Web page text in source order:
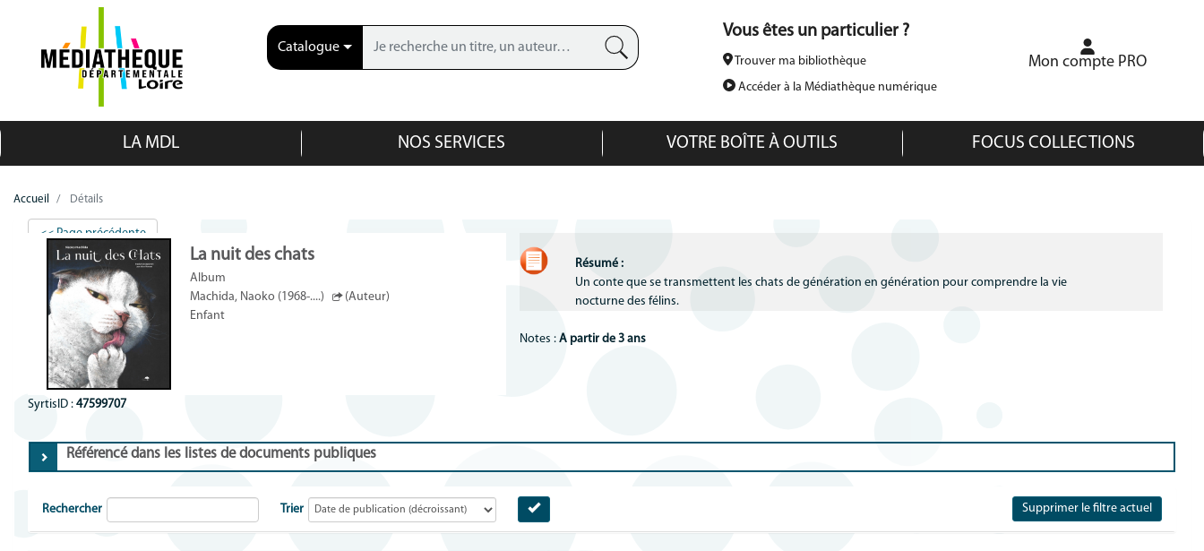
au
contenu
principal
Catalogue
Vous êtes un particulier ?
Trouver ma bibliothèque
Accéder à la Médiathèque numérique
Mon compte PRO
LA MDL NOS SERVICES VOTRE BOÎTE À OUTILS FOCUS COLLECTIONS
Accueil Détails
<< Page précédente
La nuit des chats
Album
Machida, Naoko (1968-....)
(Auteur)
Enfant
Résumé :
Un conte que se transmettent les chats de génération en génération pour comprendre la vie
nocturne des félins.
Notes : A partir de 3 ans
SyrtisID : 47599707
Référencé dans les listes de documents publiques
Supprimer le filtre actuel
Rechercher Trier